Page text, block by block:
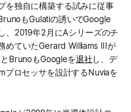
を独自に構築する試みに従事
もGulatiの誘いでGoogle
、2019年2月にAシリーズのチ
めていたGerard Williams IIIが
BrunoもGoogleを退社し、デ
プロセッサを設計するNuviaを